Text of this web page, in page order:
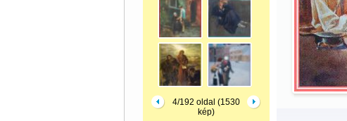
4/192 oldal (1530
kép)